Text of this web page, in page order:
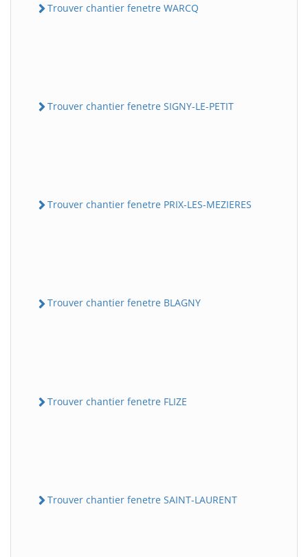
Trouver chantier fenetre WARCQ
Trouver chantier fenetre SIGNY-LE-PETIT
Trouver chantier fenetre PRIX-LES-MEZIERES
Trouver chantier fenetre BLAGNY
Trouver chantier fenetre FLIZE
Trouver chantier fenetre SAINT-LAURENT